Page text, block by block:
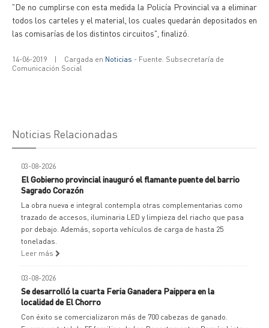
"De no cumplirse con esta medida la Policía Provincial va a eliminar
todos los carteles y el material, los cuales quedarán depositados en
las comisarías de los distintos circuitos", finalizó.
14-06-2019 | Cargada en Noticias - Fuente: Subsecretaría de
Comunicación Social
Noticias Relacionadas
03-08-2026
El Gobierno provincial inauguró el flamante puente del barrio
Sagrado Corazón
La obra nueva e integral contempla otras complementarias como
trazado de accesos, iluminaria LED y limpieza del riacho que pasa
por debajo. Además, soporta vehículos de carga de hasta 25
toneladas.
Leer más
03-08-2026
Se desarrolló la cuarta Feria Ganadera Paippera en la
localidad de El Chorro
Con éxito se comercializaron más de 700 cabezas de ganado.